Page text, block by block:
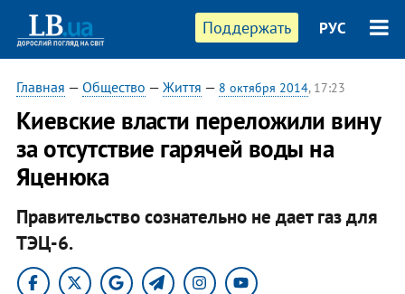
Поддержать РУС
Главная — Общество — Життя — 8 октября 2014, 17:23
Киевские власти переложили вину
за отсутствие гарячей воды на
Яценюка
Правительство сознательно не дает газ для
ТЭЦ-6.